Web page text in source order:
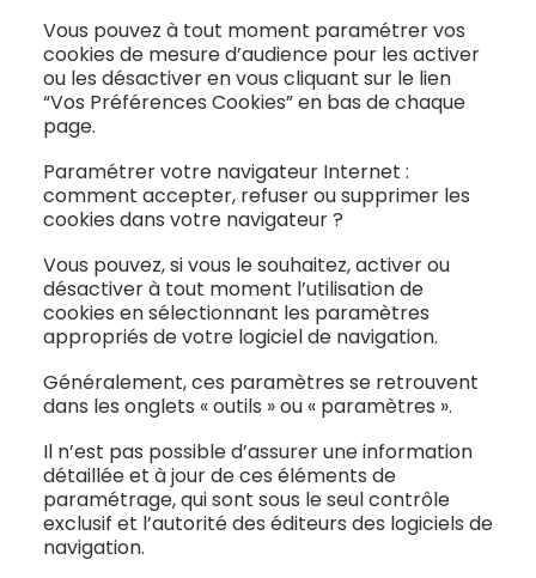
Vous pouvez à tout moment paramétrer vos
cookies de mesure d’audience pour les activer
ou les désactiver en vous cliquant sur le lien
“Vos Préférences Cookies” en bas de chaque
page.
Paramétrer votre navigateur Internet :
comment accepter, refuser ou supprimer les
cookies dans votre navigateur ?
Vous pouvez, si vous le souhaitez, activer ou
désactiver à tout moment l’utilisation de
cookies en sélectionnant les paramètres
appropriés de votre logiciel de navigation.
Généralement, ces paramètres se retrouvent
dans les onglets « outils » ou « paramètres ».
Il n’est pas possible d’assurer une information
détaillée et à jour de ces éléments de
paramétrage, qui sont sous le seul contrôle
exclusif et l’autorité des éditeurs des logiciels de
navigation.